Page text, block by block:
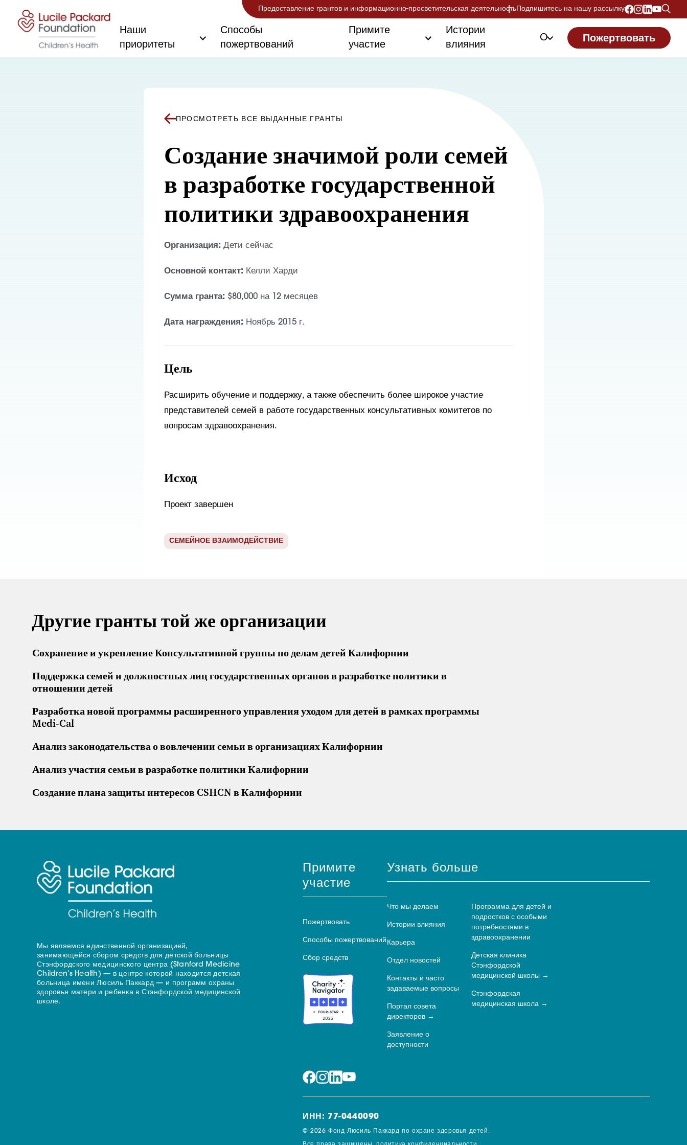
Предоставление грантов и информационно-просветительская деятельностьПодпишитесь на нашу рассылку
Наши
приоритеты
Способы
пожертвований
Примите
участие
Истории
влияния
О Пожертвовать
ПРОСМОТРЕТЬ ВСЕ ВЫДАННЫЕ ГРАНТЫ
Создание значимой роли семей
в разработке государственной
политики здравоохранения
Организация:Дети сейчас
Основной контакт:Келли Харди
Сумма гранта:$80,000 на 12 месяцев
Дата награждения: Ноябрь 2015 г.
Цель
Расширить обучение и поддержку, а также обеспечить более широкое участие
представителей семей в работе государственных консультативных комитетов по
вопросам здравоохранения.
Исход
Проект завершен
СЕМЕЙНОЕ ВЗАИМОДЕЙСТВИЕ
Другие гранты той же организации
Сохранение и укрепление Консультативной группы по делам детей Калифорнии
Поддержка семей и должностных лиц государственных органов в разработке политики в
отношении детей
Разработка новой программы расширенного управления уходом для детей в рамках программы
Medi-Cal
Анализ законодательства о вовлечении семьи в организациях Калифорнии
Анализ участия семьи в разработке политики Калифорнии
Создание плана защиты интересов CSHCN в Калифорнии
Мы являемся единственной организацией,
занимающейся сбором средств для детской больницы
Стэнфордского медицинского центра (Stanford Medicine
Children's Health) — в центре которой находится детская
больница имени Люсиль Паккард — и программ охраны
здоровья матери и ребенка в Стэнфордской медицинской
школе.
Примите
участие
Пожертвовать
Способы пожертвований
Сбор средств
Узнать больше
Что мы делаем
Истории влияния
Карьера
Отдел новостей
Контакты и часто
задаваемые вопросы
Портал совета
директоров
Заявление о
доступности
Программа для детей и
подростков с особыми
потребностями в
здравоохранении
Детская клиника
Стэнфордской
медицинской школы
Стэнфордская
медицинская школа
ИНН: 77-0440090
© 2026 Фонд Люсиль Паккард по охране здоровья детей.